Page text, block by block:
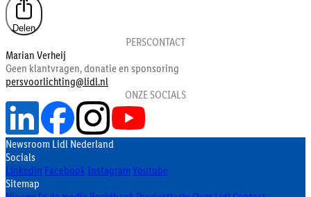
Delen
PERSCONTACT
Marian Verheij
Geen klantvragen, donatie en sponsoring
persvoorlichting@lidl.nl
ONZE SOCIALS
Newsroom Lidl Nederland
Socials
Linkedin Facebook Instagram Youtube
Sitemap